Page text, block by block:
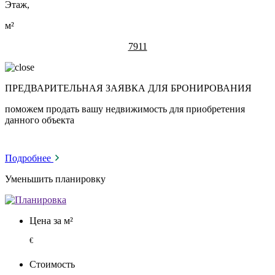
Этаж,
м²
7911
ПРЕДВАРИТЕЛЬНАЯ ЗАЯВКА ДЛЯ БРОНИРОВАНИЯ
поможем продать вашу недвижимость для приобретения
данного объекта
Подробнее
Уменьшить планировку
Цена за м²
€
Стоимость